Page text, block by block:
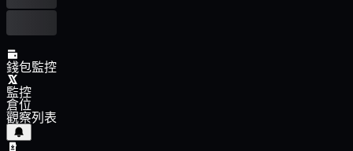
錢包監控
監控
倉位
觀察列表